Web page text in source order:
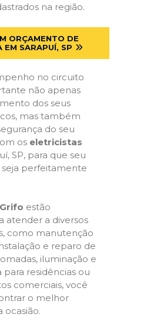
na região.
ORÇAMENTO DE
EM SARAPUÍ, SP
no circuito
não apenas
dos seus
mas também
do seu
os eletricistas
SP, para que seu
perfeitamente
estão
atender a diversos
como manutenção
e reparo de
iluminação e
para residências ou
comerciais, você
o melhor
ocasião.